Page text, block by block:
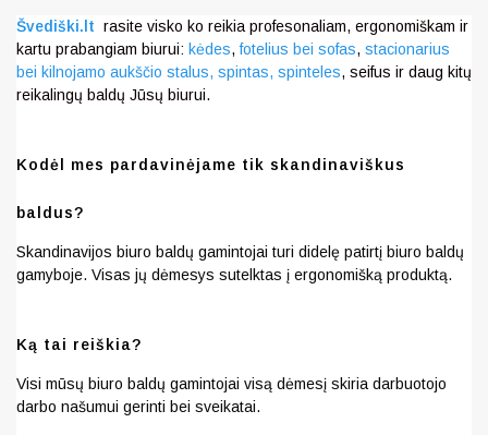
Švediški.lt rasite visko ko reikia profesonaliam, ergonomiškam ir
kartu prabangiam biurui: kėdes,fotelius bei sofas, stacionarius
bei kilnojamo aukščio stalus, spintas, spinteles, seifus ir daug kitų
reikalingų baldų Jūsų biurui.
Kodėl mes pardavinėjame tik skandinaviškus
baldus?
Skandinavijos biuro baldų gamintojai turi didelę patirtį biuro baldų
gamyboje. Visas jų dėmesys sutelktas į ergonomišką produktą.
Ką tai reiškia?
Visi mūsų biuro baldų gamintojai visą dėmesį skiria darbuotojo
darbo našumui gerinti bei sveikatai.